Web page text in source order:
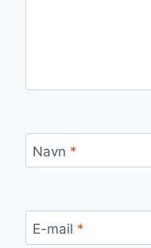
Navn *
E-mail *